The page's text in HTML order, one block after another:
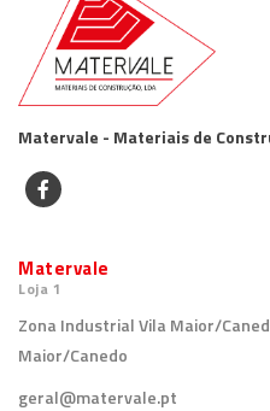
Matervale - Materiais de
Matervale
Loja 1
Zona Industrial Vila Maior/
Maior/Canedo
geral@matervale.pt